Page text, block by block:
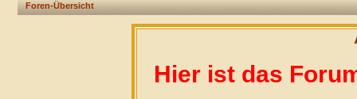
Foren-Übersicht
Hier ist das